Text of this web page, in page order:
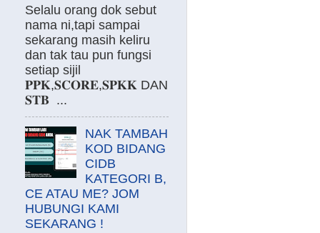
Selalu orang dok sebut
nama ni,tapi sampai
sekarang masih keliru
dan tak tau pun fungsi
setiap sijil
𝐏𝐏𝐊,𝐒𝐂𝐎𝐑𝐄,𝐒𝐏𝐊𝐊 DAN
𝐒𝐓𝐁 ...
NAK TAMBAH
KOD BIDANG
CIDB
KATEGORI B,
CE ATAU ME? JOM
HUBUNGI KAMI
SEKARANG !